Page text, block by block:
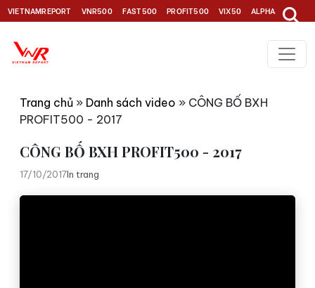
VIETNAMREPORT VNR500 FAST500 PROFIT500 VIX50 ALPHA30
Trang chủ » Danh sách video » CÔNG BỐ BXH
PROFIT500 - 2017
CÔNG BỐ BXH PROFIT500 - 2017
17/10/2017In trang